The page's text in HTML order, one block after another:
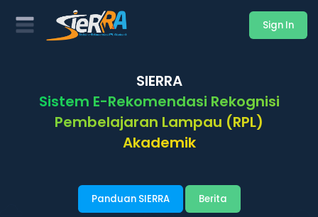
Sign In
SIERRA
Sistem E-Rekomendasi Rekognisi
Pembelajaran Lampau (RPL)
Akademik
Panduan SIERRA Berita